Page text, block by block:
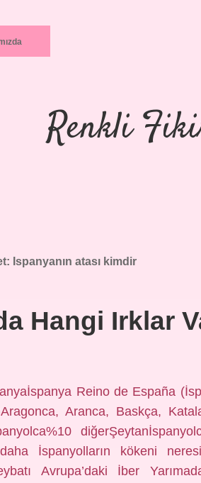
Renkli
Ispanyanın atası kimdir
Hangi Irklar
Reino de España
Aranca, Baskça,
İspanyolların kökeni
Avrupa’daki İber